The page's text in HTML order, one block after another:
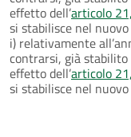
effetto dell’articolo
si stabilisce nel
i) relativamente
contrarsi, già
effetto dell’articolo
si stabilisce nel